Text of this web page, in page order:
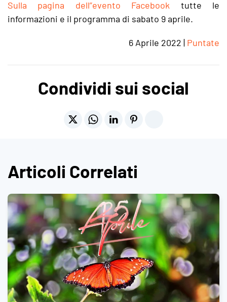
Sulla pagina dell”evento Facebook tutte le
informazioni e il programma di sabato 9 aprile.
6 Aprile 2022 | Puntate
Condividi sui social
Articoli Correlati